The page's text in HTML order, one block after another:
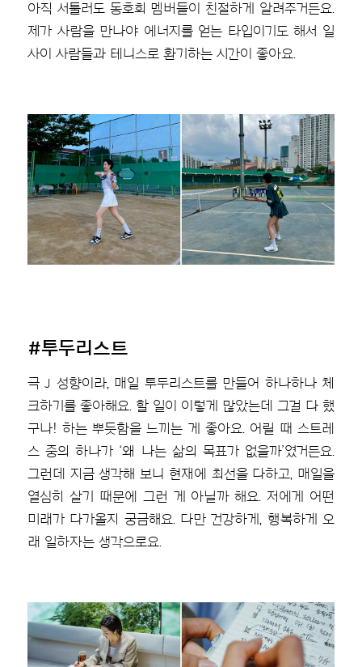
아직 서툴러도 동호회 멤버들이 친절하게 알려주거든요.
제가 사람을 만나야 에너지를 얻는 타입이기도 해서 일
사이 사람들과 테니스로 환기하는 시간이 좋아요.
#투두리스트
극 J 성향이라, 매일 투두리스트를 만들어 하나하나 체
크하기를 좋아해요. 할 일이 이렇게 많았는데 그걸 다 했
구나! 하는 뿌듯함을 느끼는 게 좋아요. 어릴 때 스트레
스 중의 하나가 ‘왜 나는 삶의 목표가 없을까’였거든요.
그런데 지금 생각해 보니 현재에 최선을 다하고, 매일을
열심히 살기 때문에 그런 게 아닐까 해요. 저에게 어떤
미래가 다가올지 궁금해요. 다만 건강하게, 행복하게 오
래 일하자는 생각으로요.